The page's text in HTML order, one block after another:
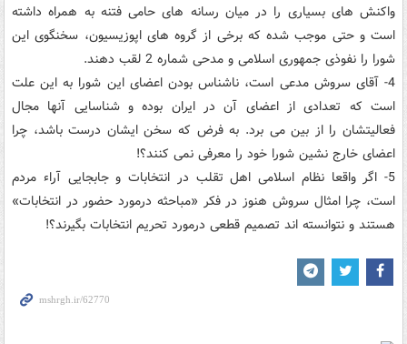
واکنش های بسیاری را در میان رسانه های حامی فتنه به همراه داشته
است و حتی موجب شده که برخی از گروه های اپوزیسیون، سخنگوی این
شورا را نفوذی جمهوری اسلامی و مدحی شماره 2 لقب دهند.
4- آقای سروش مدعی است، ناشناس بودن اعضای این شورا به این علت
است که تعدادی از اعضای آن در ایران بوده و شناسایی آنها مجال
فعالیتشان را از بین می برد. به فرض که سخن ایشان درست باشد، چرا
اعضای خارج نشین شورا خود را معرفی نمی کنند؟!
5- اگر واقعا نظام اسلامی اهل تقلب در انتخابات و جابجایی آراء مردم
است، چرا امثال سروش هنوز در فکر «مباحثه درمورد حضور در انتخابات»
هستند و نتوانسته اند تصمیم قطعی درمورد تحریم انتخابات بگیرند؟!